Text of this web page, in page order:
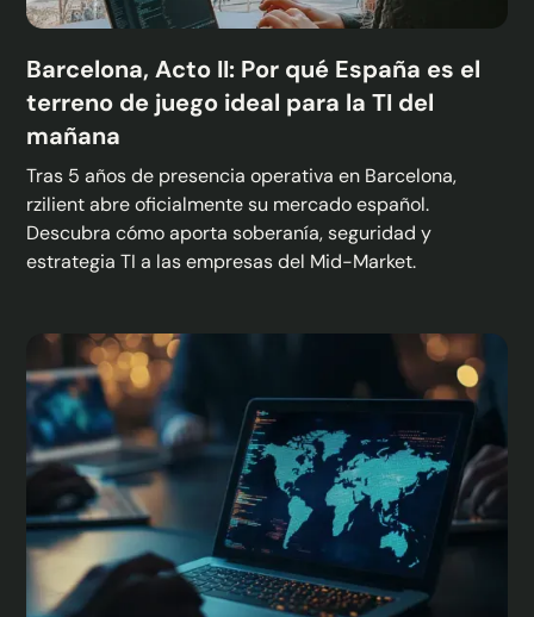
Barcelona, Acto II: Por qué España es el
terreno de juego ideal para la TI del
mañana
Tras 5 años de presencia operativa en Barcelona,
rzilient abre oficialmente su mercado español.
Descubra cómo aporta soberanía, seguridad y
estrategia TI a las empresas del Mid-Market.